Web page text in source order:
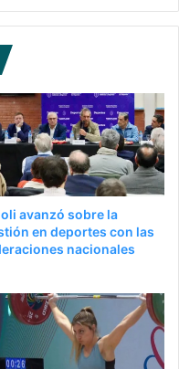
avanzó sobre la
en deportes con las
nacionales